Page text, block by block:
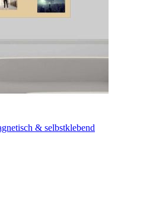
& selbstklebend